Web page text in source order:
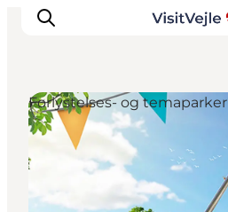
Oplevelser
Det sker
Planlæg dit besøg
Forlystelses- og temaparker